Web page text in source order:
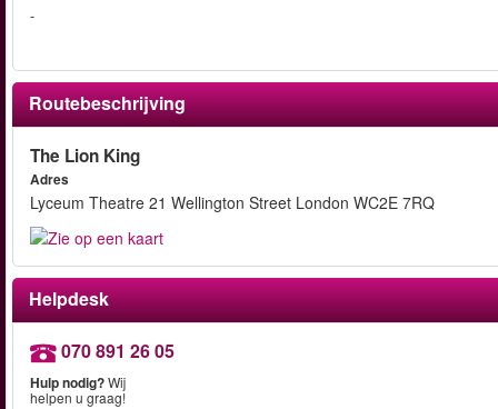
-
Routebeschrijving
The Lion King
Adres
Lyceum Theatre 21 Wellington Street London WC2E 7RQ
Helpdesk
070 891 26 05
Hulp nodig?Wij
helpen u graag!